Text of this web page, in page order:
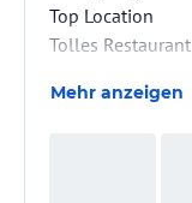
Top Location
Tolles Restaurant
Mehr anzeigen